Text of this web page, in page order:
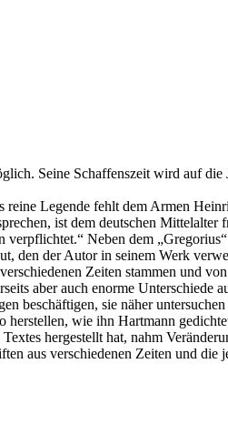
Seine Schaffenszeit wird auf
Legende fehlt dem Armen
ist dem deutschen
Neben dem
den der Autor in seinem Werk
Zeiten stammen und
aber auch enorme Unterschiede
beschäftigen, sie näher
wie ihn Hartmann
hergestellt hat, nahm
aus verschiedenen Zeiten und